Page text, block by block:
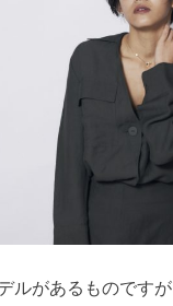
ルがあるものですが